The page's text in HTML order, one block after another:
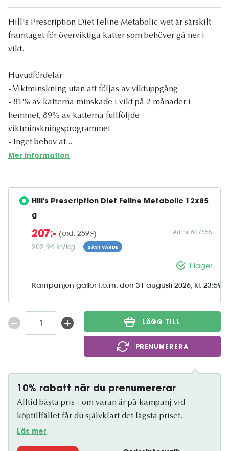
Hill's Prescription Diet Feline Metabolic wet är särskilt
framtaget för överviktiga katter som behöver gå ner i
vikt.
Huvudfördelar
- Viktminskning utan att följas av viktuppgång
- 81% av katterna minskade i vikt på 2 månader i
hemmet, 89% av katterna fullföljde
viktminskningsprogrammet
- Inget behov at...
Mer information
Hill's Prescription Diet Feline Metabolic 12x85
g
207:- (ord. 259:-)
202,94 kr/kg
BÄST VÄRDE
Art. nr. 607555
I lager
Kampanjen gäller t.o.m. den 31 augusti 2026, kl. 23:59
LÄGG TILL
PRENUMERERA
10% rabatt när du prenumererar
Alltid bästa pris - om varan är på kampanj vid
köptillfället får du självklart det lägsta priset.
Läs mer